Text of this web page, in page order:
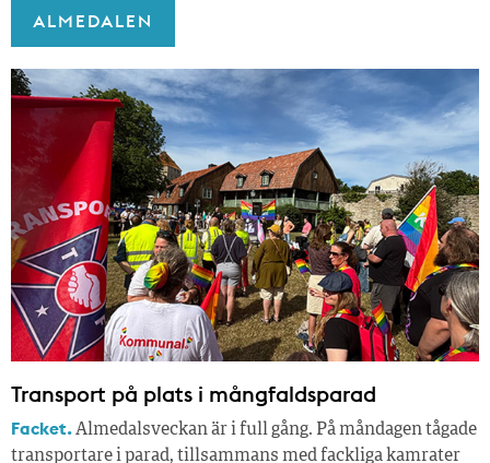
ALMEDALEN
Transport på plats i mångfaldsparad
Facket.Almedalsveckan är i full gång. På måndagen tågade
transportare i parad, tillsammans med fackliga kamrater